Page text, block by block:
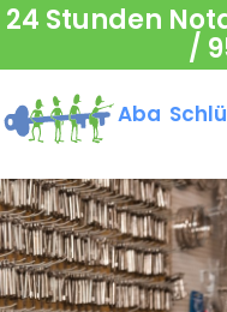
24 Stunden
/
Aba